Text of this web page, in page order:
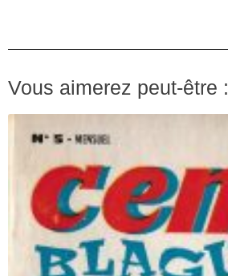
Vous aimerez peut-être :